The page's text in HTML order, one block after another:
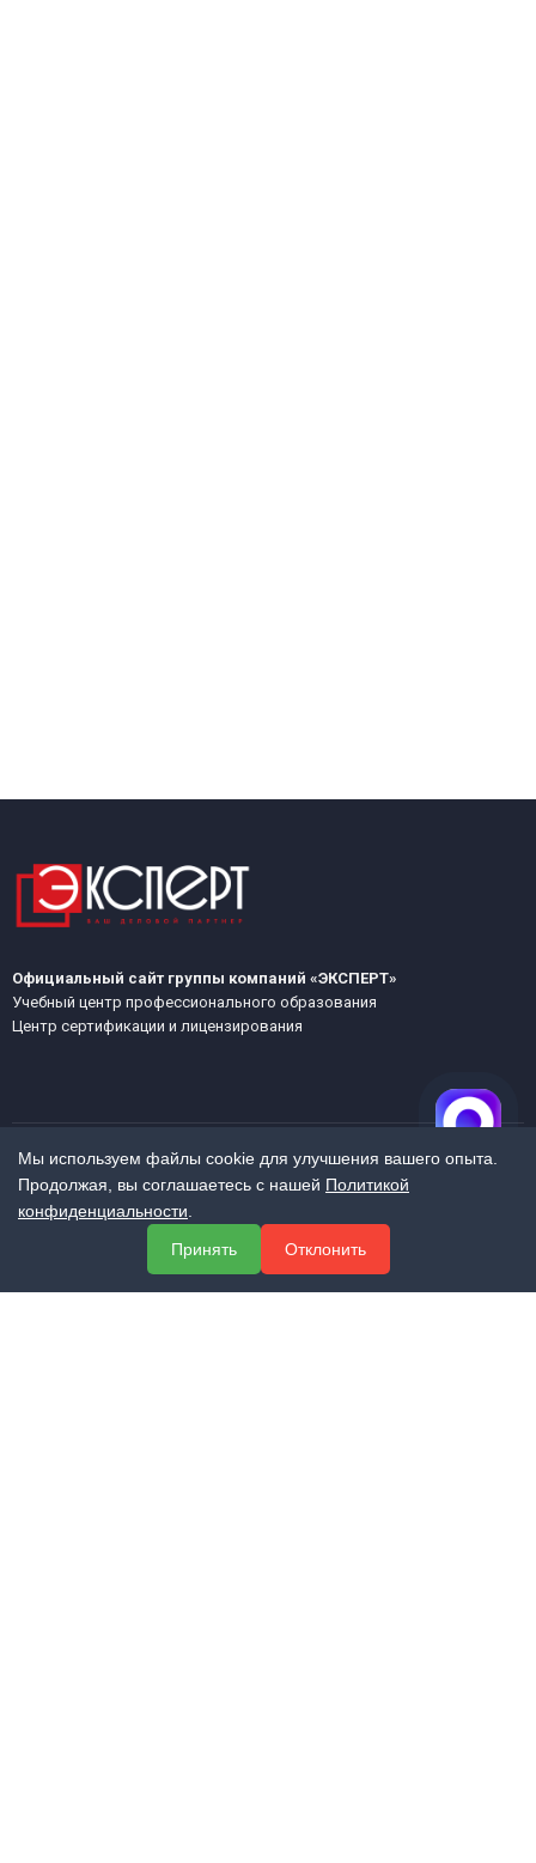
Официальный сайт группы компаний «ЭКСПЕРТ»
Учебный центр профессионального образования
Центр сертификации и лицензирования
МЕНЮ
Мы используем файлы cookie для улучшения вашего опыта.
Продолжая, вы соглашаетесь с нашей Политикой
конфиденциальности
Принять
Отклонить